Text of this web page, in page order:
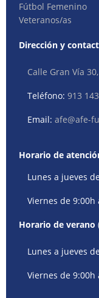
Fútbol Femenino
Veteranos/as
Dirección y
Calle Gran Vía
Teléfono:913
Email:afe@afe-
Horario de
Lunes a jueves
Viernes de 9:00h
Horario de verano
Lunes a jueves
Viernes de 9:00h